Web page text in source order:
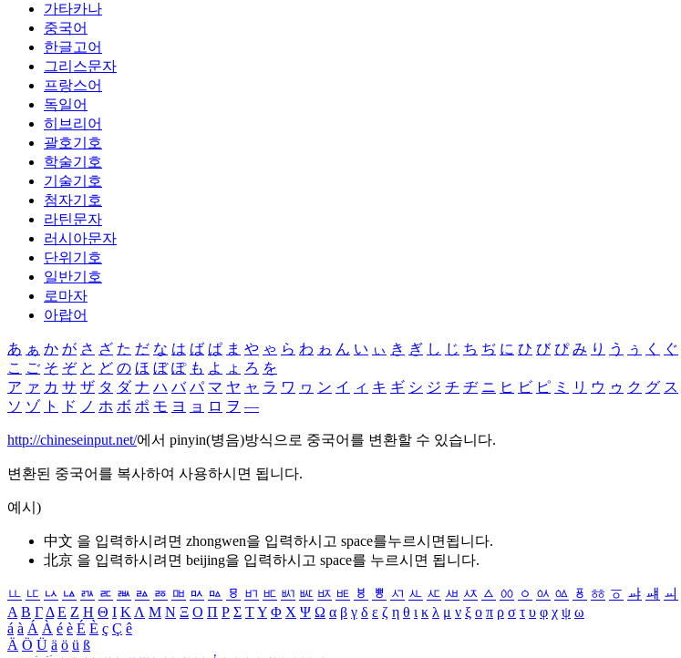
가타카나
중국어
한글고어
그리스문자
프랑스어
독일어
히브리어
괄호기호
학술기호
기술기호
첨자기호
라틴문자
러시아문자
단위기호
일반기호
로마자
아랍어
あ ぁ か が さ ざ た だ な は ば ぱ ま や ゃ ら わ ゎ ん い ぃ き ぎ し じ ち ぢ に ひ び ぴ み り う ぅ く ぐ
こ ご そ ぞ と ど の ほ ぼ ぽ も よ ょ ろ を
ア ァ カ サ ザ タ ダ ナ ハ バ パ マ ヤ ャ ラ ワ ヮ ン イ ィ キ ギ シ ジ チ ヂ ニ ヒ ビ ピ ミ リ ウ ゥ ク グ ス
ソ ゾ ト ド ノ ホ ボ ポ モ ヨ ョ ロ ヲ ―
http://chineseinput.net/에서 pinyin(병음)방식으로 중국어를 변환할 수 있습니다.
변환된 중국어를 복사하여 사용하시면 됩니다.
예시)
中文 을 입력하시려면 zhongwen을 입력하시고 space를누르시면됩니다.
北京 을 입력하시려면 beijing을 입력하시고 space를 누르시면 됩니다.
ㅥ ㅦ ㅧ ㅨ ㅩ ㅪ ㅫ ㅬ ㅭ ㅮ ㅯ ㅰ ㅱ ㅲ ㅳ ㅴ ㅵ ㅶ ㅷ ㅸ ㅹ ㅺ ㅻ ㅼ ㅽ ㅾ ㅿ ㆀ ㆁ ㆂ ㆃ ㆄ ㆅ ㆆ ㆇ ㆈ ㆉ
Α Β ΓΔ Ε Ζ Η Θ Ι ΚΛ Μ Ν Ξ Ο Π Ρ Σ ΤΥ Φ Χ Ψ Ω α β γ δ ε ζ η θ ι κ λ μ ν ξ ο π ρ σ τ υ φ χ ψ ω
á à Á À é è É È ç Ç ê
Ä Ö Ü ä ö ü ß